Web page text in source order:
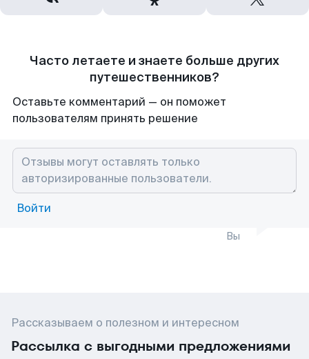
Часто летаете и знаете больше других
путешественников?
Оставьте комментарий — он поможет
пользователям принять решение
Войти
Вы
Рассказываем о полезном и интересном
Рассылка с выгодными предложениями